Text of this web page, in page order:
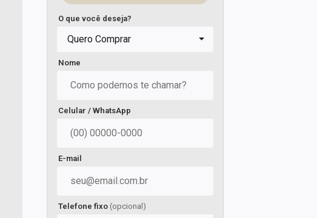
O que você deseja?
Quero Comprar
Nome
Celular / WhatsApp
E-mail
Telefone fixo (opcional)